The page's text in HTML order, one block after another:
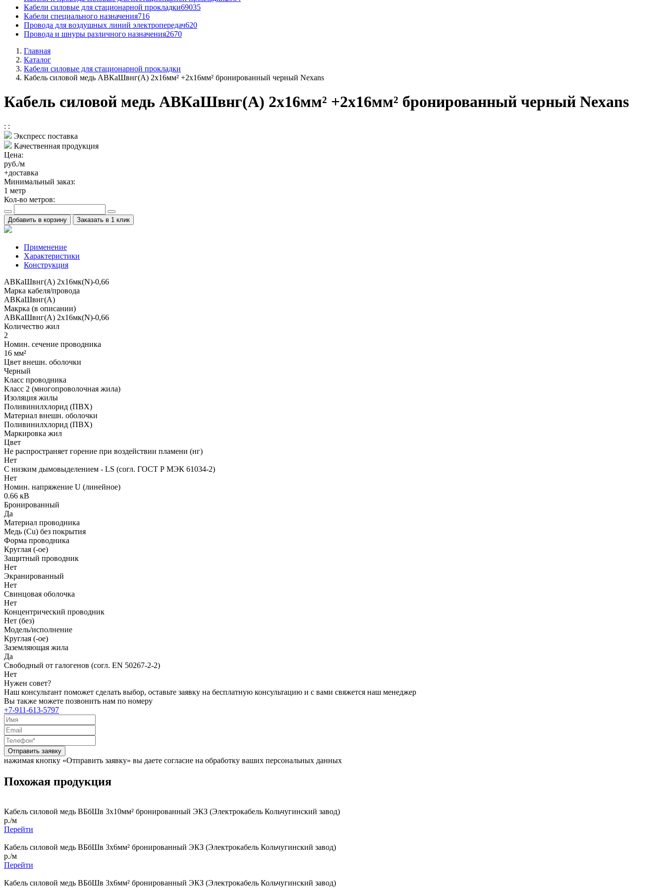
Кабели силовые для стационарной прокладки69035
Кабели специального назначения716
Провода для воздушных линий электропередач620
Провода и шнуры различного назначения2670
Главная
Каталог
Кабели силовые для стационарной прокладки
Кабель силовой медь АВКаШвнг(А) 2x16мм² +2x16мм² бронированный черный Nexans
Кабель силовой медь АВКаШвнг(А) 2x16мм² +2x16мм² бронированный черный Nexans
: :
Экспресс поставка
Качественная продукция
Цена:
руб./м
+доставка
Минимальный заказ:
1 метр
Кол-во метров:
Добавить в корзину Заказать в 1 клик
Применение
Характеристики
Конструкция
АВКаШвнг(А) 2x16мк(N)-0,66
Марка кабеля/провода
АВКаШвнг(А)
Макрка (в описании)
АВКаШвнг(А) 2x16мк(N)-0,66
Количество жил
2
Номин. сечение проводника
16 мм²
Цвет внешн. оболочки
Черный
Класс проводника
Класс 2 (многопроволочная жила)
Изоляция жилы
Поливинилхлорид (ПВХ)
Материал внешн. оболочки
Поливинилхлорид (ПВХ)
Маркировка жил
Цвет
Не распространяет горение при воздействии пламени (нг)
Нет
С низким дымовыделением - LS (согл. ГОСТ Р МЭК 61034-2)
Нет
Номин. напряжение U (линейное)
0.66 кВ
Бронированный
Да
Материал проводника
Медь (Cu) без покрытия
Форма проводника
Круглая (-ое)
Защитный проводник
Нет
Экранированный
Нет
Свинцовая оболочка
Нет
Концентрический проводник
Нет (без)
Модель/исполнение
Круглая (-ое)
Заземляющая жила
Да
Свободный от галогенов (согл. EN 50267-2-2)
Нет
Нужен совет?
Наш консультант поможет сделать выбор, оставьте заявку на бесплатную консультацию и с вами свяжется наш менеджер
Вы также можете позвонить нам по номеру
+7-911-613-5797
Отправить заявку
нажимая кнопку «Отправить заявку» вы даете согласие на обработку ваших персональных данных
Похожая продукция
Кабель силовой медь ВБбШв 3x10мм² бронированный ЭКЗ (Электрокабель Кольчугинский завод)
р./м
Перейти
Кабель силовой медь ВБбШв 3x6мм² бронированный ЭКЗ (Электрокабель Кольчугинский завод)
р./м
Перейти
Кабель силовой медь ВБбШв 3x6мм² бронированный ЭКЗ (Электрокабель Кольчугинский завод)